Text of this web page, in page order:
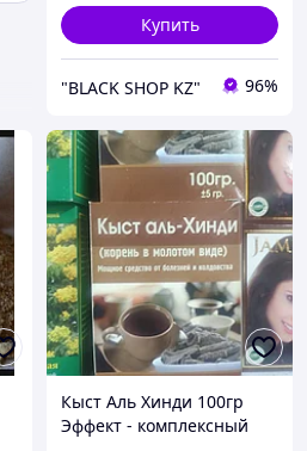
Купить
"BLACK SHOP KZ" 96%
Кыст Аль Хинди 100гр
Эффект - комплексный